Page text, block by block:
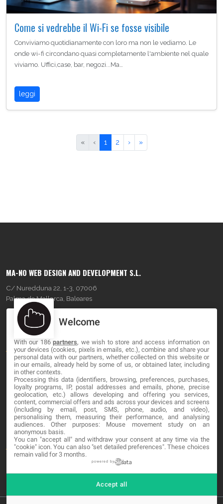
Come si vedrebbe il Wi-Fi se fosse visibile
Conviviamo quotidianamente con loro ma non le vediamo. Le
onde wi-fi circondano quasi completamente l'ambiente nel quale
viviamo. Uffici,case, bar, negozi...Ma…
leggi
« ‹ 1 2 › »
MA-NO WEB DESIGN AND DEVELOPMENT S.L.
C/ Nuredduna 22, 1-3, 07006
Palma de Mallorca, Baleares
OUR COMPANY
About
Blog
Contact
LEGAL
Cookies
Avviso Legale
Welcome
With our 186partners, we wish to store and access information on
your devices (cookies, pixels in emails, etc.), combine and share your
personal data with our partners, whether collected on this website or
in our emails, already held by some of us, or obtained later, including
in other contexts.
Processing this data (identifiers, browsing, preferences, purchases,
loyalty programs, IP, postal addresses and emails, phone, precise
geolocation, etc.) allows developing and offering you services,
content, commercial offers and ads across your devices and screens
(including by email, post, SMS, phone, audio, and video),
personalising them, measuring their performance, and analysing
audiences. Other purposes: Mouse movement study on an
anonymous basis.
You can "accept all" and withdraw your consent at any time via the
"cookie" icon. You can also "set detailed preferences". These choices
remain valid for 3 months.
powered by
Accept all